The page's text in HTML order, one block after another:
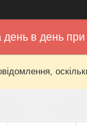
день в день